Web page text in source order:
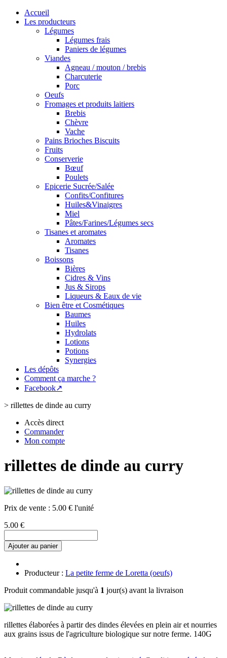
Accueil
Les producteurs
Légumes
Légumes frais
Paniers de légumes
Viandes
Agneau / mouton / brebis
Charcuterie
Porc
Oeufs
Fromages et produits laitiers
Brebis
Chèvre
Vache
Pains Brioches Biscuits
Fruits
Conserverie
Bœuf
Poulets
Epicerie Sucrée/Salée
Confits/Confitures
Huiles&Vinaigres
Miel
Pâtes/Farines/Légumes secs
Tisanes et aromates
Aromates
Tisanes
Boissons
Bières
Cidres & Vins
Jus & Sirops
Liqueurs & Eaux de vie
Bien être et Cosmétiques
Baumes
Huiles
Hydrolats
Lotions
Potions
Synergies
Les dépôts
Comment ça marche ?
Facebook↗
> rillettes de dinde au curry
Accès direct
Commander
Mon compte
rillettes de dinde au curry
Prix de vente : 5.00 € l'unité
5.00 €
Ajouter au panier
Producteur : La petite ferme de Loretta (oeufs)
Produit commandable jusqu'à 1 jour(s) avant la livraison
rillettes élaborées à partir des dindes élevées en plein air et nourries
aux grains issus de l'agriculture biologique sur notre ferme. 140G